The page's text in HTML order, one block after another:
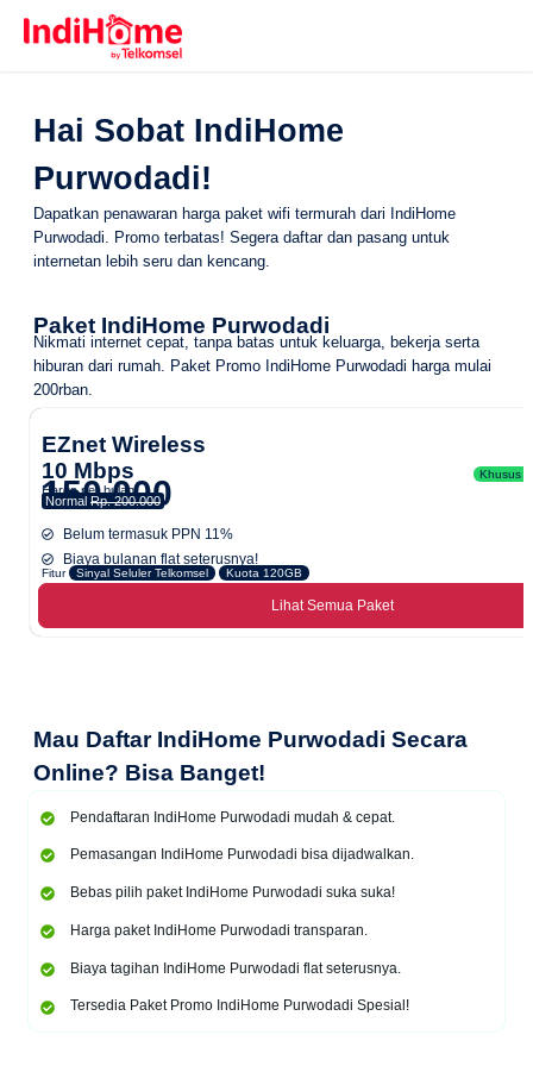
Hai Sobat IndiHome
Purwodadi!
Dapatkan penawaran harga paket wifi termurah dari IndiHome
Purwodadi. Promo terbatas! Segera daftar dan pasang untuk
internetan lebih seru dan kencang.
Paket IndiHome Purwodadi
Nikmati internet cepat, tanpa batas untuk keluarga, bekerja serta
hiburan dari rumah. Paket Promo IndiHome Purwodadi harga mulai
200rban.
EZnet Wireless
10 Mbps
Harga per bulan
150.000
Normal Rp. 200.000
Khusus
Belum termasuk PPN 11%
Biaya bulanan flat seterusnya!
Fitur Sinyal Seluler Telkomsel Kuota 120GB
Lihat Semua Paket
Mau Daftar IndiHome Purwodadi Secara
Online? Bisa Banget!
Pendaftaran IndiHome Purwodadi mudah & cepat.
Pemasangan IndiHome Purwodadi bisa dijadwalkan.
Bebas pilih paket IndiHome Purwodadi suka suka!
Harga paket IndiHome Purwodadi transparan.
Biaya tagihan IndiHome Purwodadi flat seterusnya.
Tersedia Paket Promo IndiHome Purwodadi Spesial!